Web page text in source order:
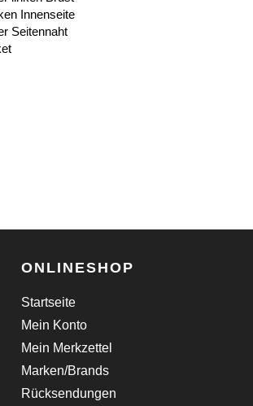
Innenseite
Seitennaht
ONLINESHOP
Startseite
Mein Konto
Mein Merkzettel
Marken/Brands
Rücksendungen